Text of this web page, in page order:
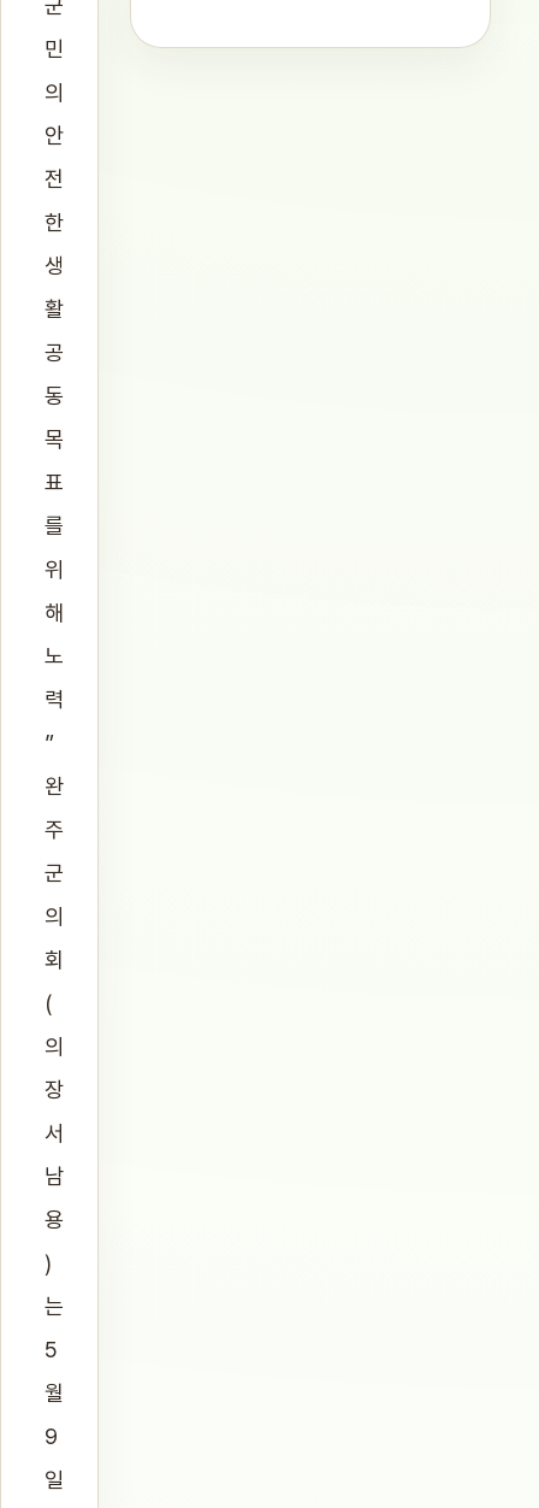
민
의
안
전
한
생
활
공
동
목
표
를
위
해
노
력
”
완
주
군
의
회
(
의
장
서
남
용
)
는
5
월
9
일